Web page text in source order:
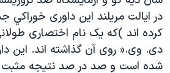
ویدیوها
فرهنگ و زندگی
حقوق شهروندی
بایگانی برنامه‌های تلویزیونی
مستندها
انتخابات ریاست جمهوری آمریکا ۲۰۲۴
دنبال کنید
در ايالت مريلند اين داوری خوراکي
کرده اند )که يک نام اختصاری
دی. وی.« روی آن گذاشته اند. اين
شده است و صد در صد نتيجه مثبت